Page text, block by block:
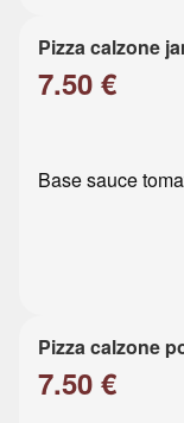
Pizza calzone
7.50 €
Base sauce
Pizza calzone
7.50 €